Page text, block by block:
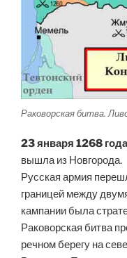
Раковорская битва.
23 января 1268 года
вышла из Новгорода.
Русская армия
границей между
кампании была
Раковорская битва
речном берегу на